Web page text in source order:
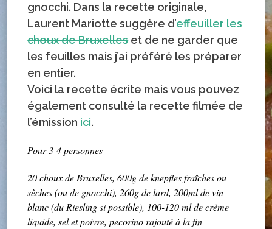
gnocchi. Dans la recette originale,
Laurent Mariotte suggère d’effeuiller les
choux de Bruxelleset de ne garder que
les feuilles mais j’ai préféré les préparer
en entier.
Voici la recette écrite mais vous pouvez
également consulté la recette filmée de
l’émission ici.
Pour 3-4 personnes
20 choux de Bruxelles, 600g de knepfles fraîches ou
sèches (ou de gnocchi), 260g de lard, 200ml de vin
blanc (du Riesling si possible), 100-120 ml de crème
liquide, sel et poivre, pecorino rajouté à la fin